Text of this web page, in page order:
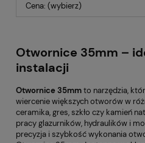
Cena: (wybierz)
Otwornice 35mm –
instalacji
Otwornice 35mmto narzędzia,
wiercenie większych otworów w
ceramika, gres, szkło czy kamień
pracy glazurników, hydraulików i
precyzja i szybkość wykonania